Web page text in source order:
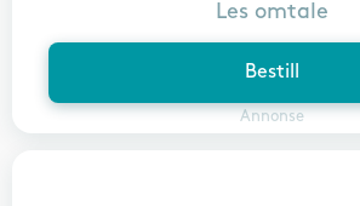
Bestill
Annonse
Les omtale